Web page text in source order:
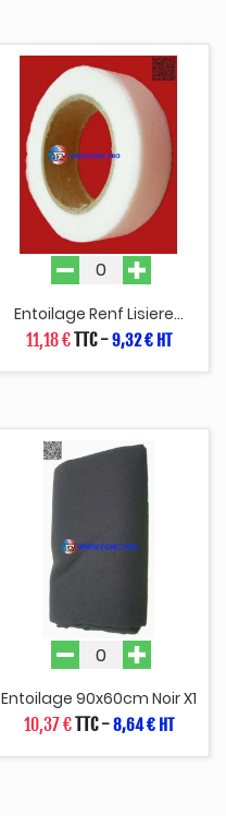
Entoilage Renf Lisiere...
11,18 €TTC-9,32 € HT
Entoilage 90x60cm Noir X1
10,37 €TTC-8,64 € HT